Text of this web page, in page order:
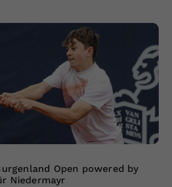
Open powered by
Niedermayr
Unter anderem eine
generierte ID, für die
Speicherung Ihrer
Einstellungen, falls der
Betreiber dies eingestellt